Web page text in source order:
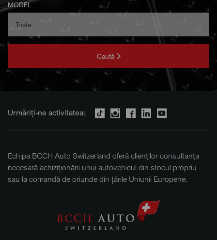
MODEL
Caută
Urmăriți-ne activitatea:
Echipa BCCH Auto Switzerland oferă clienților consultanța
necesară achiziționării unui autovehicul din stocul propriu
sau la comandă de oriunde din țările Uniunii Europene.